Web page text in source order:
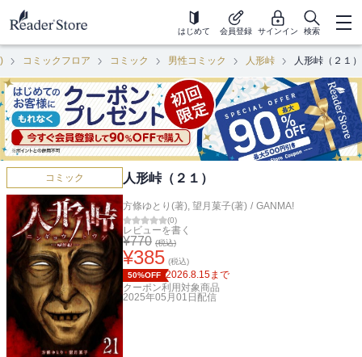
はじめて 会員登録 サインイン 検索
コミックフロア コミック 男性コミック 人形峠 人形峠（２１）
コミック 人形峠（２１）
方條ゆとり(著), 望月菓子(著) / GANMA!
(0)
レビューを書く
¥770 (税込)
¥385 (税込)
50%OFF 2026.8.15まで
クーポン利用対象商品
2025年05月01日 配信